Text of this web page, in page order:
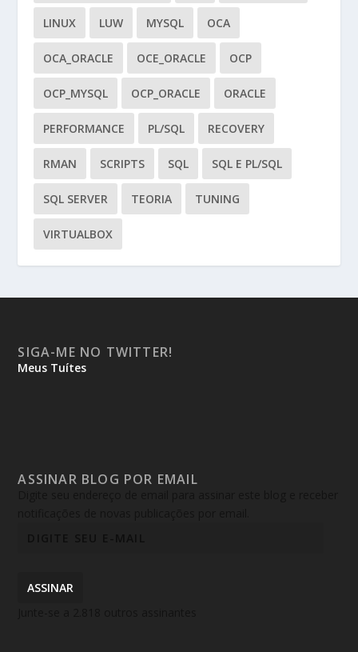
LINUX LUW MYSQL OCA
OCA_ORACLE OCE_ORACLE OCP
OCP_MYSQL OCP_ORACLE ORACLE
PERFORMANCE PL/SQL RECOVERY
RMAN SCRIPTS SQL SQL E PL/SQL
SQL SERVER TEORIA TUNING
VIRTUALBOX
SIGA-ME NO TWITTER!
Meus Tuítes
ASSINAR BLOG POR EMAIL
ASSINAR